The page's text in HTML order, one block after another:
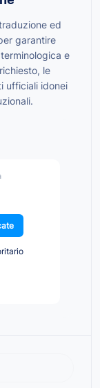
ed
garantire
e
le
ufficiali idonei